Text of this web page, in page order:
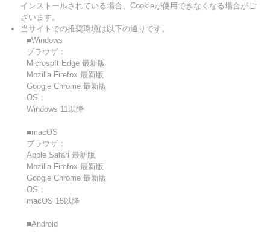
インストールされている場合、Cookieが使用できなくなる場合がご
ざいます。
当サイトでの推奨環境は以下の通りです。
■Windows
ブラウザ：
Microsoft Edge 最新版
Mozilla Firefox 最新版
Google Chrome 最新版
OS：
Windows 11以降
■macOS
ブラウザ：
Apple Safari 最新版
Mozilla Firefox 最新版
Google Chrome 最新版
OS：
macOS 15以降
■Android